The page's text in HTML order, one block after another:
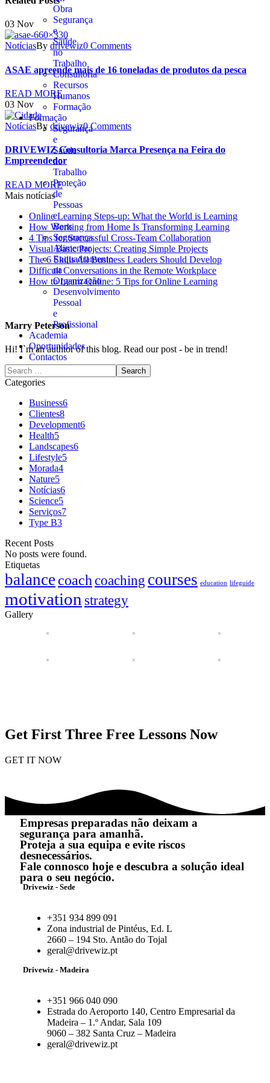
Obra
Segurança
e
Saúde
no
Trabalho
Consultoria
Recursos
Humanos
Formação
Formação
Segurança
e
Saúde
no
Trabalho
Proteção
de
Pessoas
e
Bens
Segurança
Alimentar
Enquadramento
na
Organização
Desenvolvimento
Pessoal
e
Profissional
Academia
Oportunidades
Contactos
03 Nov
NotíciasBy drivewiz0 Comments
ASAE apreende mais de 16 toneladas de produtos da pesca
READ MORE
03 Nov
NotíciasBy drivewiz0 Comments
DRIVEWIZ Consultoria Marca Presença na Feira do
Empreendedor
READ MORE
Mais notícias
Online Learning Steps-up: What the World is Learning
How Working from Home Is Transforming Learning
4 Tips for Successful Cross-Team Collaboration
Visual Basic Projects: Creating Simple Projects
The 6 Skills All Business Leaders Should Develop
Difficult Conversations in the Remote Workplace
How to Learn Online: 5 Tips for Online Learning
Marry Peterson
Hi! I`m an authtor of this blog. Read our post - be in trend!
Categories
Business6
Clientes8
Development6
Health5
Landscapes6
Lifestyle5
Morada4
Nature5
Notícias6
Science5
Serviços7
Type B3
Recent Posts
No posts were found.
Etiquetas
balance coach coaching courses education lifeguide
motivation strategy
Gallery
Get First Three Free Lessons Now
GET IT NOW
Empresas preparadas não deixam a
segurança para amanhã.
Proteja a sua equipa e evite riscos
desnecessários.
Fale connosco hoje e descubra a solução ideal
para o seu negócio.
Drivewiz - Sede
+351 934 899 091
Zona industrial de Pintéus, Ed. L
2660 – 194 Sto. Antão do Tojal
geral@drivewiz.pt
Drivewiz - Madeira
+351 966 040 090
Estrada do Aeroporto 140, Centro Empresarial da
Madeira – 1.º Andar, Sala 109
9060 – 382 Santa Cruz – Madeira
geral@drivewiz.pt